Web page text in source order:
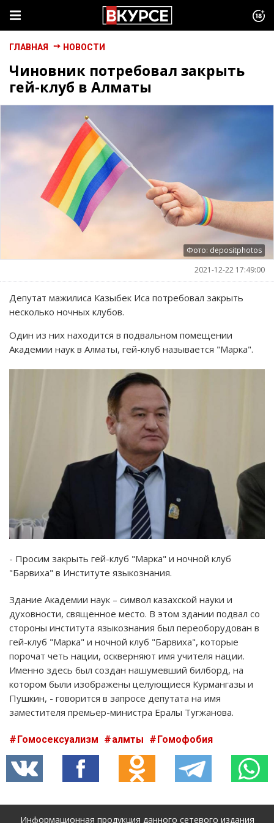
ГЛАВНАЯ НОВОСТИ
Чиновник потребовал закрыть
гей-клуб в Алматы
Фото: depositphotos
2021-12-22 17:49:00
Депутат мажилиса Казыбек Иса потребовал закрыть
несколько ночных клубов.
Один из них находится в подвальном помещении
Академии наук в Алматы, гей-клуб называется "Марка".
- Просим закрыть гей-клуб "Марка" и ночной клуб
"Барвиха" в Институте языкознания.
Здание Академии наук – символ казахской науки и
духовности, священное место. В этом здании подвал со
стороны института языкознания был переоборудован в
гей-клуб "Марка" и ночной клуб "Барвиха", которые
порочат четь нации, оскверняют имя учителя нации.
Именно здесь был создан нашумевший билборд, на
котором были изображены целующиеся Курмангазы и
Пушкин, - говорится в запросе депутата на имя
заместителя премьер-министра Ералы Тугжанова.
Гомосексуализм алмты Гомофобия
Информационная продукция данного сетевого издания